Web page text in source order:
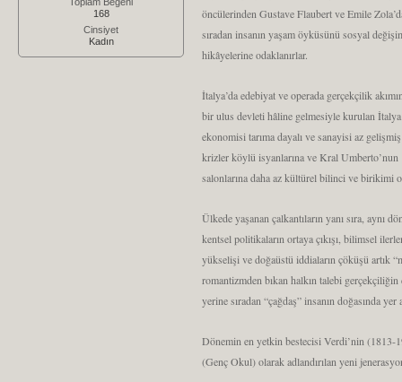
168
Cinsiyet
Kadın
öncülerinden Gustave Flaubert ve Emile
sıradan insanın yaşam öyküsünü sosyal
hikâyelerine odaklanırlar.
İtalya’da edebiyat ve operada gerçekçilik
bir ulus devleti hâline gelmesiyle kurulan İtalya
ekonomisi tarıma dayalı ve sanayisi az
krizler köylü isyanlarına ve Kral Umberto’nun
salonlarına daha az kültürel bilinci ve birikimi
Ülkede yaşanan çalkantıların yanı sıra,
kentsel politikaların ortaya çıkışı, bilimsel
yükselişi ve doğaüstü iddiaların çöküşü artık
romantizmden bıkan halkın talebi
yerine sıradan “çağdaş” insanın doğasında
Dönemin en yetkin bestecisi Verdi’nin (1813-
(Genç Okul) olarak adlandırılan yeni